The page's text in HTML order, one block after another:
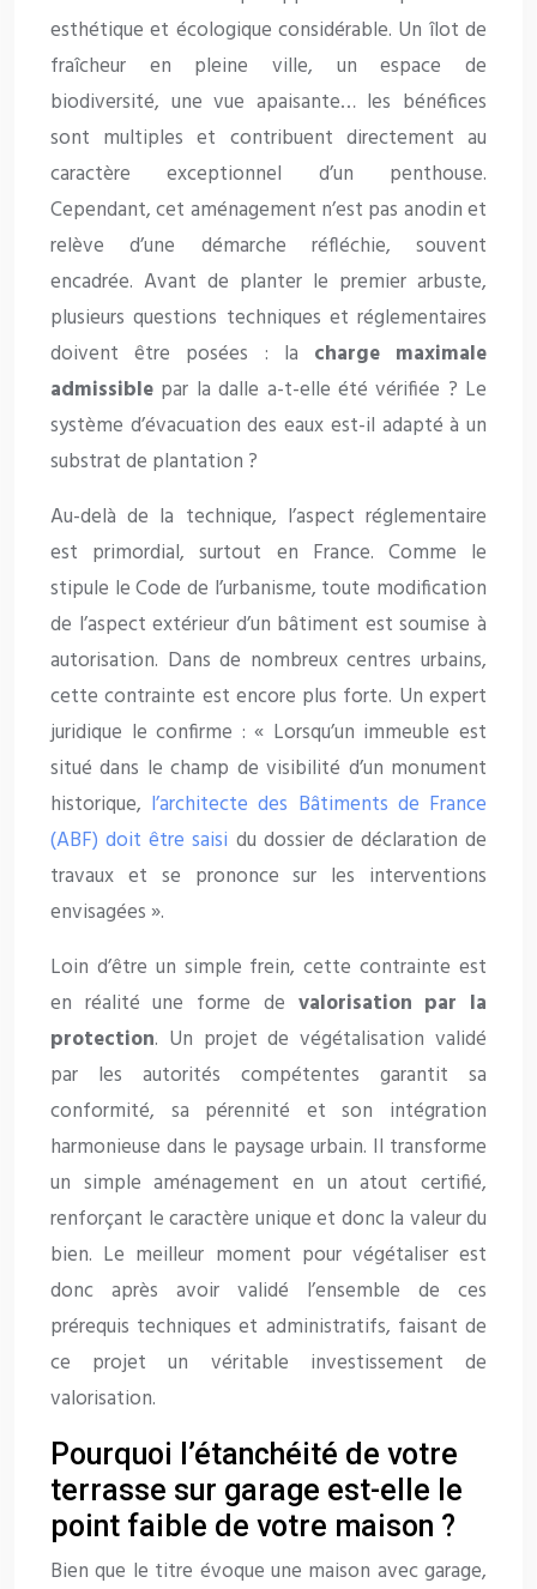
esthétique et écologique considérable. Un îlot de
fraîcheur en pleine ville, un espace de
biodiversité, une vue apaisante… les bénéfices
sont multiples et contribuent directement au
caractère exceptionnel d’un penthouse.
Cependant, cet aménagement n’est pas anodin et
relève d’une démarche réfléchie, souvent
encadrée. Avant de planter le premier arbuste,
plusieurs questions techniques et réglementaires
doivent être posées : la charge maximale
admissible par la dalle a-t-elle été vérifiée ? Le
système d’évacuation des eaux est-il adapté à un
substrat de plantation ?
Au-delà de la technique, l’aspect réglementaire
est primordial, surtout en France. Comme le
stipule le Code de l’urbanisme, toute modification
de l’aspect extérieur d’un bâtiment est soumise à
autorisation. Dans de nombreux centres urbains,
cette contrainte est encore plus forte. Un expert
juridique le confirme : « Lorsqu’un immeuble est
situé dans le champ de visibilité d’un monument
historique, l’architecte des Bâtiments de France
(ABF) doit être saisi du dossier de déclaration de
travaux et se prononce sur les interventions
envisagées ».
Loin d’être un simple frein, cette contrainte est
en réalité une forme de valorisation par la
protection. Un projet de végétalisation validé
par les autorités compétentes garantit sa
conformité, sa pérennité et son intégration
harmonieuse dans le paysage urbain. Il transforme
un simple aménagement en un atout certifié,
renforçant le caractère unique et donc la valeur du
bien. Le meilleur moment pour végétaliser est
donc après avoir validé l’ensemble de ces
prérequis techniques et administratifs, faisant de
ce projet un véritable investissement de
valorisation.
Pourquoi l’étanchéité de votre
terrasse sur garage est-elle le
point faible de votre maison ?
Bien que le titre évoque une maison avec garage,